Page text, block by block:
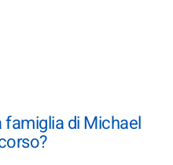
di Michael